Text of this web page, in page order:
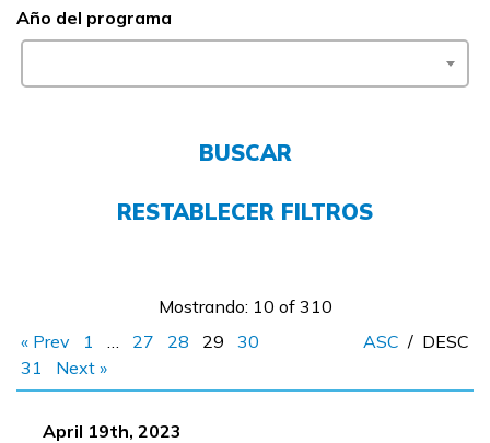
FAQs
Año del programa
BUSCAR
RESTABLECER FILTROS
Mostrando: 10 of 310
« Prev
1 … 27 28 29
30
31
Next »
ASC / DESC
April 19th, 2023